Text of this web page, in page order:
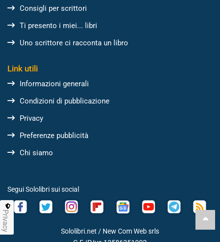
Consigli per scrittori
Ti presento i miei... libri
Uno scrittore ci racconta un libro
Link utili
Informazioni generali
Condizioni di pubblicazione
Privacy
Preferenze pubblicità
Chi siamo
Segui Sololibri sui social
Sololibri.net / New Com Web srls
Privacy